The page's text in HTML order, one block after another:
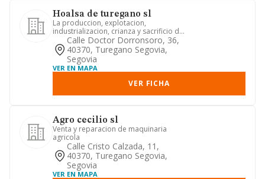
Hoalsa de turegano sl
La produccion, explotacion,
industrializacion, crianza y sacrificio de
ganado de cualquier especie ...
Calle Doctor Dorronsoro, 36,
40370, Turegano Segovia,
Segovia
VER EN MAPA
VER FICHA
Agro cecilio sl
Venta y reparacion de maquinaria
agricola
Calle Cristo Calzada, 11,
40370, Turegano Segovia,
Segovia
VER EN MAPA